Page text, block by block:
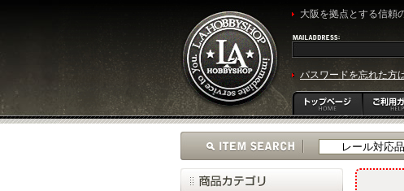
大阪を拠点とする信頼
パスワードを忘れた方